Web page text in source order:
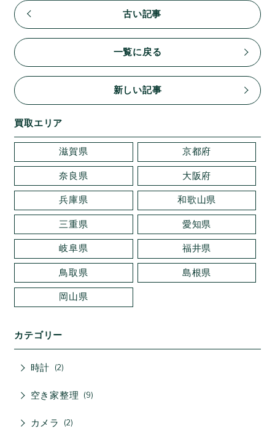
古い記事
一覧に戻る
新しい記事
買取エリア
滋賀県 京都府
奈良県 大阪府
兵庫県 和歌山県
三重県 愛知県
岐阜県 福井県
鳥取県 島根県
岡山県
カテゴリー
時計 2
空き家整理 9
カメラ 2